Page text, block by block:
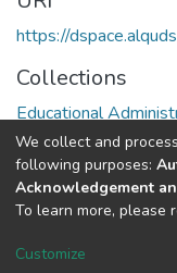
https://
Collections
Full item page
Cookie
We collect and
following purposes:
Acknowledgement
To learn more, please
Customize